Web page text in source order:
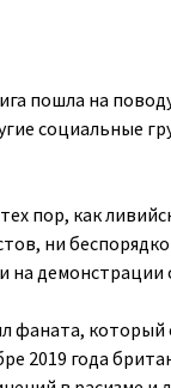
пошла на
социальные
пор, как
ни
демонстрации
фаната,
2019 года